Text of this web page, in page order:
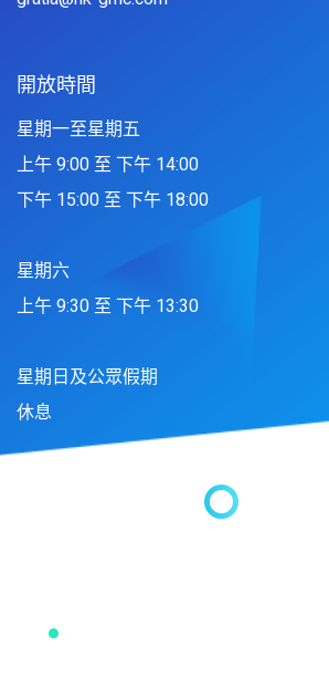
開放時間
星期一至星期五
上午 9:00 至 下午 14:00
下午 15:00 至 下午 18:00
星期六
上午 9:30 至 下午 13:30
星期日及公眾假期
休息